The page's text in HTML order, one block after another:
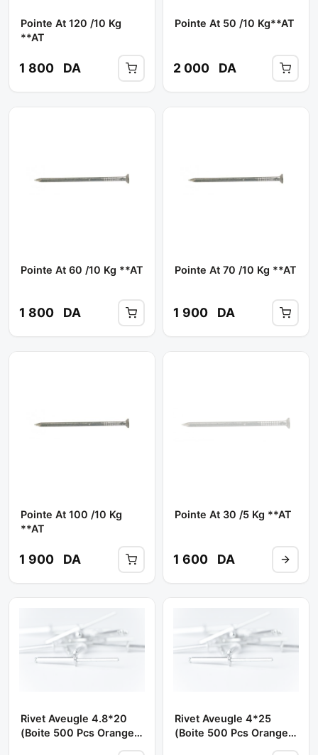
Pointe At 120 /10 Kg
**AT
1 800 DA
Pointe At 50 /10 Kg**AT
2 000 DA
Pointe At 60 /10 Kg **AT
1 800 DA
Pointe At 70 /10 Kg **AT
1 900 DA
Pointe At 100 /10 Kg
**AT
1 900 DA
Pointe At 30 /5 Kg **AT
1 600 DA
Rivet Aveugle 4.8*20
(boite 500 Pcs Orange)
Rivet Aveugle 4*25
(boite 500 Pcs Orange)